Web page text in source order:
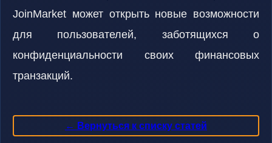
JoinMarket может открыть новые возможности
для пользователей, заботящихся о
конфиденциальности своих финансовых
транзакций.
← Вернуться к списку статей